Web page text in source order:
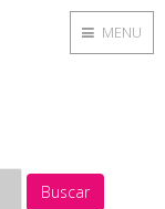
Buscar
MENU